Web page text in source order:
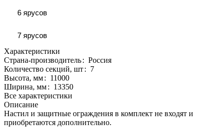
6 ярусов
7 ярусов
Характеристики
Страна-производитель: Россия
Количество секций, шт: 7
Высота, мм: 11000
Ширина, мм: 13350
Все характеристики
Описание
Настил и защитные ограждения в комплект не входят и
приобретаются дополнительно.